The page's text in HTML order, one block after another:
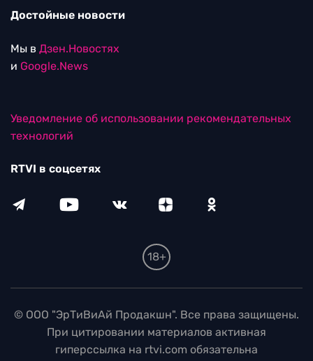
Достойные новости
Мы в Дзен.Новостях
и Google.News
Уведомление об использовании рекомендательных
технологий
RTVI в соцсетях
18+
© ООО "ЭрТиВиАй Продакшн". Все права защищены.
При цитировании материалов активная
гиперссылка на rtvi.com обязательна